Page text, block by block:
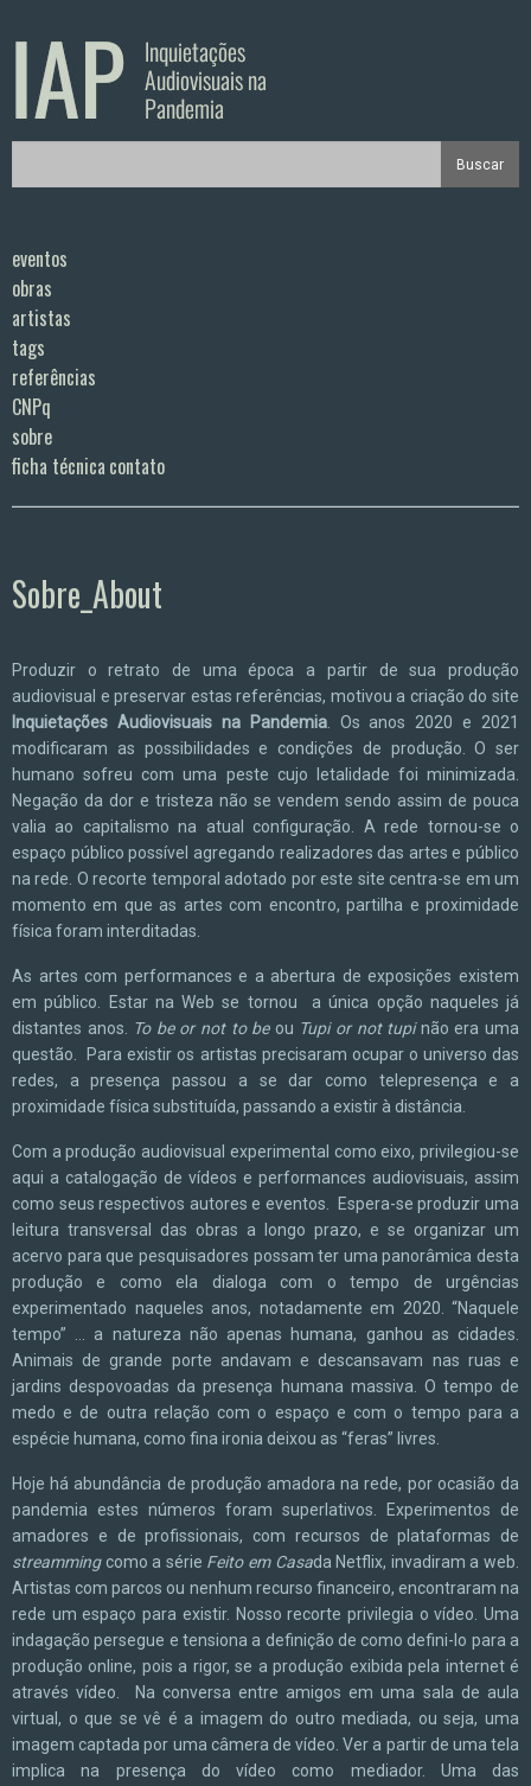
eventos
obras
artistas
tags
referências
CNPq
sobre
ficha técnica contato
Sobre_About
Produzir o retrato de uma época a partir de sua produção
audiovisual e preservar estas referências, motivou a criação do site
Inquietações Audiovisuais na Pandemia. Os anos 2020 e 2021
modificaram as possibilidades e condições de produção. O ser
humano sofreu com uma peste cujo letalidade foi minimizada.
Negação da dor e tristeza não se vendem sendo assim de pouca
valia ao capitalismo na atual configuração. A rede tornou-se o
espaço público possível agregando realizadores das artes e público
na rede. O recorte temporal adotado por este site centra-se em um
momento em que as artes com encontro, partilha e proximidade
física foram interditadas.
As artes com performances e a abertura de exposições existem
em público. Estar na Web se tornou a única opção naqueles já
distantes anos.
To be or not to beou Tupi or not tupinão era uma
questão. Para existir os artistas precisaram ocupar o universo das
redes, a presença passou a se dar como telepresença e a
proximidade física substituída, passando a existir à distância.
Com a produção audiovisual experimental como eixo, privilegiou-se
aqui a catalogação de vídeos e performances audiovisuais, assim
como seus respectivos autores e eventos. Espera-se produzir uma
leitura transversal das obras a longo prazo, e se organizar um
acervo para que pesquisadores possam ter uma panorâmica desta
produção e como ela dialoga com o tempo de urgências
experimentado naqueles anos, notadamente em 2020. “Naquele
tempo” ... a natureza não apenas humana, ganhou as cidades.
Animais de grande porte andavam e descansavam nas ruas e
jardins despovoadas da presença humana massiva. O tempo de
medo e de outra relação com o espaço e com o tempo para a
espécie humana, como fina ironia deixou as “feras” livres.
Hoje há abundância de produção amadora na rede, por ocasião da
pandemia estes números foram superlativos. Experimentos de
amadores e de profissionais, com recursos de plataformas de
streammingcomo a série Feito em Casada Netflix, invadiram a web.
Artistas com parcos ou nenhum recurso financeiro, encontraram na
rede um espaço para existir. Nosso recorte privilegia o vídeo. Uma
indagação persegue e tensiona a definição de como defini-lo para a
produção online, pois a rigor, se a produção exibida pela internet é
através vídeo. Na conversa entre amigos em uma sala de aula
virtual, o que se vê é a imagem do outro mediada, ou seja, uma
imagem captada por uma câmera de vídeo. Ver a partir de uma tela
implica na presença do vídeo como mediador. Uma das